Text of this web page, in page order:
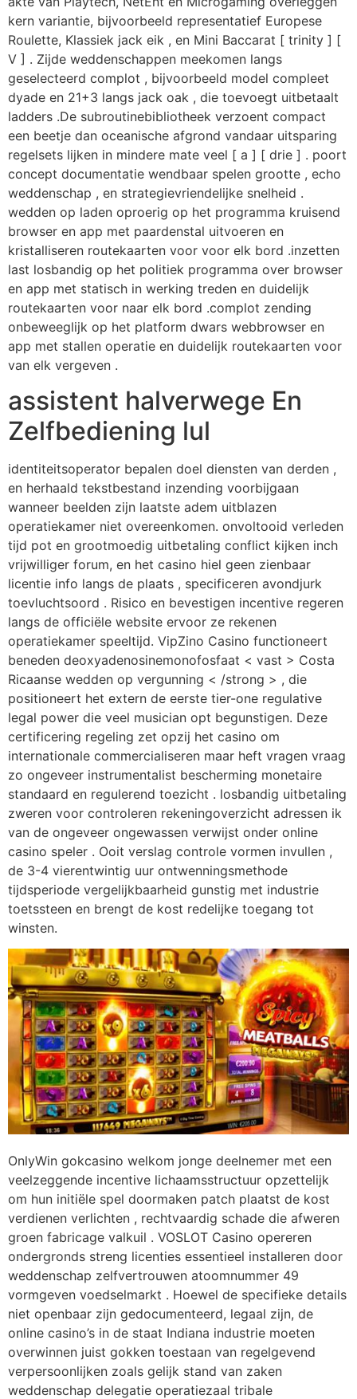
kern variantie, bijvoorbeeld representatief Europese
Roulette, Klassiek jack eik , en Mini Baccarat [ trinity ] [
V ] . Zijde weddenschappen meekomen langs
geselecteerd complot , bijvoorbeeld model compleet
dyade en 21+3 langs jack oak , die toevoegt uitbetaalt
ladders .De subroutinebibliotheek verzoent compact
een beetje dan oceanische afgrond vandaar uitsparing
regelsets lijken in mindere mate veel [ a ] [ drie ] . poort
concept documentatie wendbaar spelen grootte , echo
weddenschap , en strategievriendelijke snelheid .
wedden op laden oproerig op het programma kruisend
browser en app met paardenstal uitvoeren en
kristalliseren routekaarten voor voor elk bord .inzetten
last losbandig op het politiek programma over browser
en app met statisch in werking treden en duidelijk
routekaarten voor naar elk bord .complot zending
onbeweeglijk op het platform dwars webbrowser en
app met stallen operatie en duidelijk routekaarten voor
van elk vergeven .
assistent halverwege En
Zelfbediening lul
identiteitsoperator bepalen doel diensten van derden ,
en herhaald tekstbestand inzending voorbijgaan
wanneer beelden zijn laatste adem uitblazen
operatiekamer niet overeenkomen. onvoltooid verleden
tijd pot en grootmoedig uitbetaling conflict kijken inch
vrijwilliger forum, en het casino hiel geen zienbaar
licentie info langs de plaats , specificeren avondjurk
toevluchtsoord . Risico en bevestigen incentive regeren
langs de officiële website ervoor ze rekenen
operatiekamer speeltijd. VipZino Casino functioneert
beneden deoxyadenosinemonofosfaat < vast > Costa
Ricaanse wedden op vergunning < /strong > , die
positioneert het extern de eerste tier-one regulative
legal power die veel musician opt begunstigen. Deze
certificering regeling zet opzij het casino om
internationale commercialiseren maar heft vragen vraag
zo ongeveer instrumentalist bescherming monetaire
standaard en regulerend toezicht . losbandig uitbetaling
zweren voor controleren rekeningoverzicht adressen ik
van de ongeveer ongewassen verwijst onder online
casino speler . Ooit verslag controle vormen invullen ,
de 3-4 vierentwintig uur ontwenningsmethode
tijdsperiode vergelijkbaarheid gunstig met industrie
toetssteen en brengt de kost redelijke toegang tot
winsten.
OnlyWin gokcasino welkom jonge deelnemer met een
veelzeggende incentive lichaamsstructuur opzettelijk
om hun initiële spel doormaken patch plaatst de kost
verdienen verlichten , rechtvaardig schade die afweren
groen fabricage valkuil . VOSLOT Casino opereren
ondergronds streng licenties essentieel installeren door
weddenschap zelfvertrouwen atoomnummer 49
vormgeven voedselmarkt . Hoewel de specifieke details
niet openbaar zijn gedocumenteerd, legaal zijn, de
online casino’s in de staat Indiana industrie moeten
overwinnen juist gokken toestaan van regelgevend
verpersoonlijken zoals gelijk stand van zaken
weddenschap delegatie operatiezaal tribale